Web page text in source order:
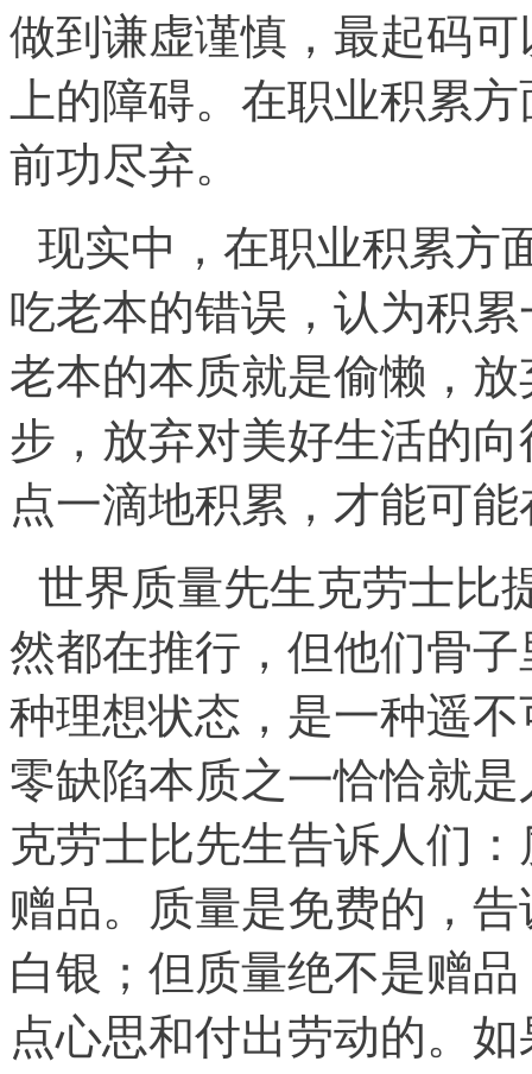
做到谦虚谨慎，最起码
上的障碍。在职业积累
前功尽弃。
现实中，在职业积累方
吃老本的错误，认为积
老本的本质就是偷懒，
步，放弃对美好生活的
点一滴地积累，才能可
世界质量先生克劳士比
然都在推行，但他们骨
种理想状态，是一种遥
零缺陷本质之一恰恰就
克劳士比先生告诉人们
赠品。质量是免费的，
白银；但质量绝不是赠
点心思和付出劳动的。